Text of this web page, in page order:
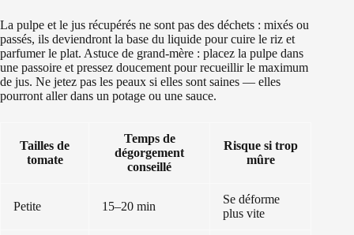
La pulpe et le jus récupérés ne sont pas des déchets : mixés ou
passés, ils deviendront la base du liquide pour cuire le riz et
parfumer le plat. Astuce de grand-mère : placez la pulpe dans
une passoire et pressez doucement pour recueillir le maximum
de jus. Ne jetez pas les peaux si elles sont saines — elles
pourront aller dans un potage ou une sauce.
Tailles de
tomate
Temps de
dégorgement
conseillé
Risque si trop
mûre
Petite 15–20 min
Se déforme
plus vite